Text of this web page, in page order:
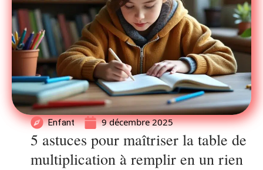
Enfant 9 décembre 2025
5 astuces pour maîtriser la table de
multiplication à remplir en un rien